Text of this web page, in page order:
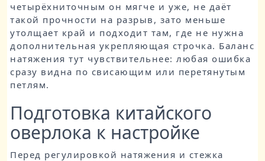
четырёхниточным он мягче и уже, не даёт
такой прочности на разрыв, зато меньше
утолщает край и подходит там, где не нужна
дополнительная укрепляющая строчка. Баланс
натяжения тут чувствительнее: любая ошибка
сразу видна по свисающим или перетянутым
петлям.
Подготовка китайского
оверлока к настройке
Перед регулировкой натяжения и стежка